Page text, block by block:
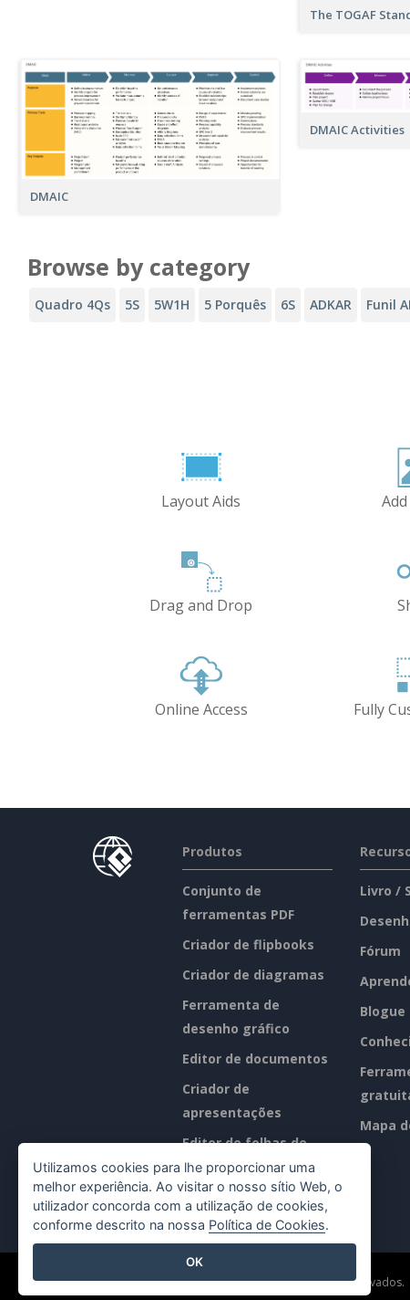
The TOGAF
DMAIC
DMAIC Activities
Browse by category
Quadro 4Qs 5S 5W1H 5 Porquês 6S ADKAR Funil
Layout Aids
Drag and Drop
Online Access Fully
Produtos
Conjunto de
ferramentas PDF
Criador de flipbooks
Criador de diagramas
Ferramenta de
desenho gráfico
Editor de documentos
Criador de
apresentações
Editor de folhas de
cálculo
Preços
Livro /
Fórum
Blogue
Mapa
©2026 by Visual Paradigm. Todos os direitos reservados.
Utilizamos cookies para lhe proporcionar uma
melhor experiência. Ao visitar o nosso sítio Web, o
utilizador concorda com a utilização de cookies,
conforme descrito na nossa Política de Cookies.
OK